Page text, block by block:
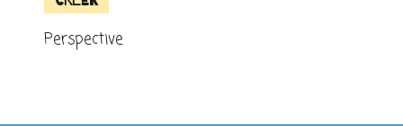
Perspective